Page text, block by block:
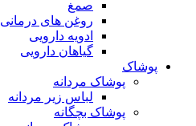
صمغ
روغن های درمانی
ادویه دارویی
گیاهان دارویی
پوشاک
پوشاک مردانه
لباس زیر مردانه
پوشاک بچگانه